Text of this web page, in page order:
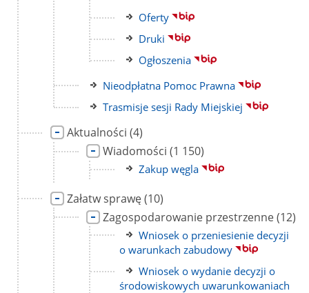
Link
strony
Oferty
Link
strony
Druki
Link
strony
Ogłoszenia
Link
strony
Nieodpłatna Pomoc Prawna
Link
strony
Trasmisje sesji Rady Miejskiej
Link
strony
Aktualności liczba
podstron
(4)
Link
do
Wiadomości liczba
podstron
(1 150)
Link
strony
Zakup węgla
Link
do
strony
Załatw sprawę liczba
podstron
(10)
Link
do
strony
Zagospodarowanie przestrzenneliczba
(12)
Link
do
Wniosek o przeniesienie decyzji
o warunkach zabudowy
Link
do
Wniosek o wydanie decyzji o
środowiskowych uwarunkowaniach